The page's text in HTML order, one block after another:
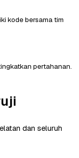
kode bersama tim
pertahanan.
dan seluruh